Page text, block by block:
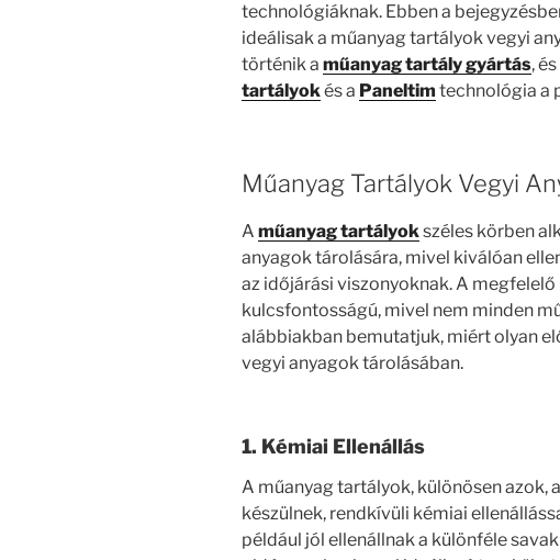
technológiáknak. Ebben a
ideálisak a műanyag tartályok vegyi
történik a műanyag tartály gyártás,
tartályokés a Paneltim technológia a
Műanyag Tartályok Vegyi
A műanyag tartályok széles körben
anyagok tárolására, mivel kiválóan
az időjárási viszonyoknak. A
kulcsfontosságú, mivel nem minden
alábbiakban bemutatjuk, miért olyan
vegyi anyagok tárolásában.
1. Kémiai Ellenállás
A műanyag tartályok, különösen azok,
készülnek, rendkívüli kémiai
például jól ellenállnak a különféle